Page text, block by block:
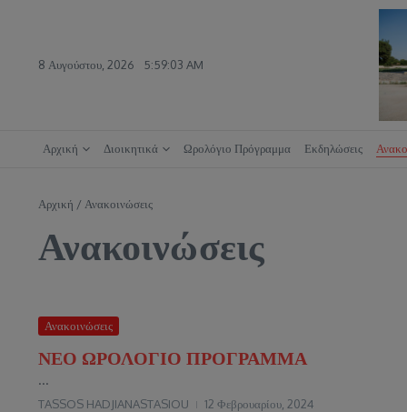
8 Αυγούστου, 2026 5:59:04 AM
Αρχική Διοικητικά Ωρολόγιο Πρόγραμμα Εκδηλώσεις
Αρχική / Ανακοινώσεις
Ανακοινώσεις
Ανακοινώσεις
ΝΕΟ ΩΡΟΛΟΓΙΟ ΠΡΟΓΡΑΜΜΑ
...
TASSOS HADJIANASTASIOU 12 Φεβρουαρίου, 2024